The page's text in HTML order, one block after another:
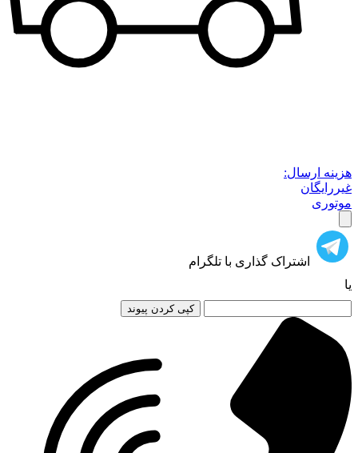
هزینه ارسال:
غیررایگان
موتوری
اشتراک گذاری با تلگرام
یا
کپی کردن پیوند